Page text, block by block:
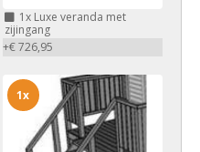
1xLuxe veranda met
zijingang
+€ 726,95
1x